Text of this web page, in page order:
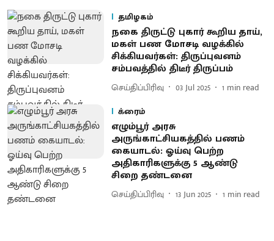
தமிழகம்
நகை திருட்டு புகார் கூறிய தாய்,
மகள் பண மோசடி வழக்கில்
சிக்கியவர்கள்: திருப்புவனம்
சம்பவத்தில் திடீர் திருப்பம்
செய்திப்பிரிவு 03 Jul 2025 1 min read
க்ரைம்
எழும்பூர் அரசு
அருங்காட்சியகத்தில் பணம்
கையாடல்: ஓய்வு பெற்ற
அதிகாரிகளுக்கு 5 ஆண்டு
சிறை தண்டனை
செய்திப்பிரிவு 13 Jun 2025 1 min read